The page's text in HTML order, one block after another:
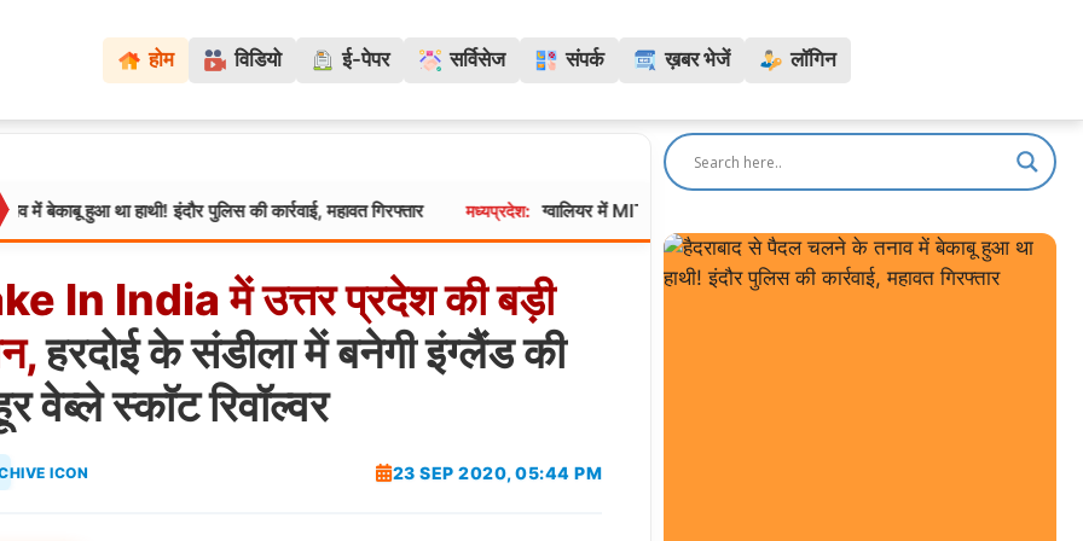
होम विडियो ई-पेपर सर्विसेज संपर्क ख़बर भेजें लॉगिन
हाथी! इंदौर पुलिस की कार्रवाई, महावत गिरफ्तार मध्यप्रदेश: ग्वालियर में MITS की बीटेक छात्रा ने हॉस्टल में लगाई फांसी, सहेली को वाट्सऐप पर भेजा “बाय”
In India मेंउत्तरप्रदेशकीबड़ी
हरदोई के संडीला में बनेगी इंग्लैंड की
वेब्ले स्काॅट रिवॉल्वर
23 SEP 2020, 05:44 PM